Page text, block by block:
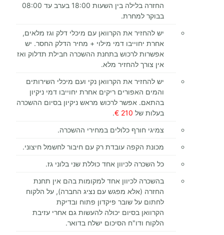
החזרה בלילה בין השעות 18:00 בערב עד 08:00
בבוקר למחרת.
יש להחזיר את הקרוואן עם מיכלי דלק וגז מלאים,
אחרת יחוייבו דמי מילוי + מחיר הדלק החסר. יש
אפשרות לרכוש בתחנת ההשכרה חבילת תדלוק ואז
אין צורך להחזיר מלא.
יש להחזיר את הקרוואן נקי ועם מיכלי השירותים
והמים האפורים ריקים אחרת יחוייבו דמי ניקיון
בהתאם. אפשר לרכוש מראש ניקיון בסיום ההשכרה
בעלות של 210 €
.
צמיגי חורף כלולים במחירי ההשכרה.
מכונת הקפה עובדת רק עם חיבור לחשמל חיצוני.
כל השכרה לכיוון אחד כוללת שני בלוני גז.
בהשכרה לכיוון אחד למקומות בהם אין תחנת
החזרה (אלא מפגש עם נציג החברה), על הלקוח
לחתום על שובר פיקדון פתוח ובדיקת
הקרוואן בסיום יכולה להעשות גם אחרי עזיבת
הלקוח ודו"ח הסיכום ישלח בדואר.